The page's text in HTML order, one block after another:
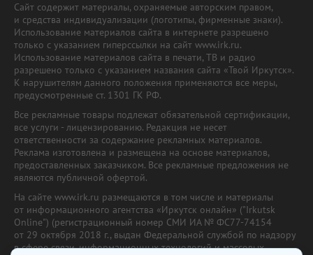
Сайт содержит материалы, охраняемые авторским правом,
и средства индивидуализации (логотипы, фирменные знаки).
Использование материалов сайта в интернете разрешено
только с указанием гиперссылки на сайт www.irk.ru.
Использование материалов сайта в печати, ТВ и радио
разрешено только с указанием названия сайта «Твой Иркутск».
К нарушителям данного положения применяются все меры,
предусмотренные ст. 1301 ГК РФ.
Все рекламные товары подлежат обязательной сертификации,
все услуги - лицензированию. Редакция не несет
ответственности за содержание рекламных материалов.
Реклама изготовлена и размещена на основе материалов,
предоставленных заказчиком. Все рекламные предложения не
являются публичной офертой.
На сайте www.irk.ru размещаются в том числе и материалы
от информационного агентства «Иркутск онлайн» ("Irkutsk
Online") (регистрационный номер СМИ ИА № ФС77-74154
от 29 октября 2018 г., выдан Федеральной службой по надзору
в сфере связи, информационных технологий и массовых